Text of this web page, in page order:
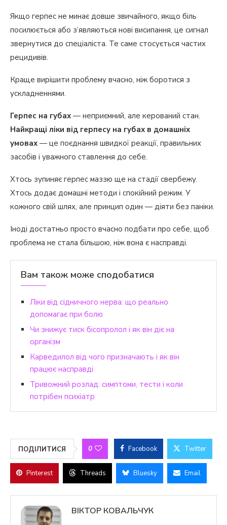
Якщо герпес не минає довше звичайного, якщо біль
посилюється або з’являються нові висипання, це сигнал
звернутися до спеціаліста. Те саме стосується частих
рецидивів.
Краще вирішити проблему вчасно, ніж боротися з
ускладненнями.
Герпес на губах — неприємний, але керований стан.
Найкращі ліки від герпесу на губах в домашніх
умовах — це поєднання швидкої реакції, правильних
засобів і уважного ставлення до себе.
Хтось зупиняє герпес маззю ще на стадії свербежу.
Хтось додає домашні методи і спокійний режим. У
кожного свій шлях, але принцип один — діяти без паніки.
Іноді достатньо просто вчасно подбати про себе, щоб
проблема не стала більшою, ніж вона є насправді.
Вам також може сподобатися
Ліки від сідничного нерва: що реально
допомагає при болю
Чи знижує тиск бісопролол і як він діє на
організм
Карведилол від чого призначають і як він
працює насправді
Тривожний розлад: симптоми, тести і коли
потрібен психіатр
ПОДІЛИТИСЯ 0 Facebook Twitter
Pinterest Threads Bluesky Email
ВІКТОР КОВАЛЬЧУК